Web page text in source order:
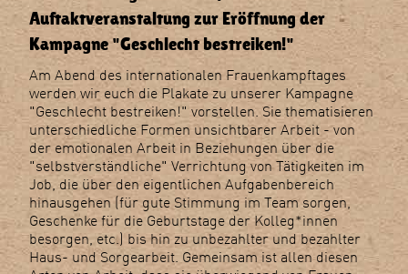
Auftaktveranstaltung zur Eröffnung der
Kampagne "Geschlecht bestreiken!"
Am Abend des internationalen Frauenkampftages
werden wir euch die Plakate zu unserer Kampagne
"Geschlecht bestreiken!" vorstellen. Sie thematisieren
unterschiedliche Formen unsichtbarer Arbeit - von
der emotionalen Arbeit in Beziehungen über die
"selbstverständliche" Verrichtung von Tätigkeiten im
Job, die über den eigentlichen Aufgabenbereich
hinausgehen (für gute Stimmung im Team sorgen,
Geschenke für die Geburtstage der Kolleg*innen
besorgen, etc.) bis hin zu unbezahlter und bezahlter
Haus- und Sorgearbeit. Gemeinsam ist allen diesen